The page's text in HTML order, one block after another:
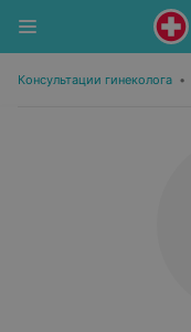
Консультации гинеколога •